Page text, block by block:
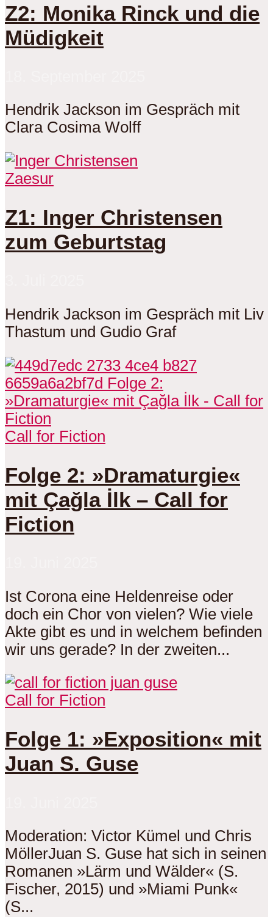
Z2: Monika Rinck und die
Müdigkeit
Hendrik Jackson im Gespräch mit
Clara Cosima Wolff
Zaesur
Z1: Inger Christensen
zum Geburtstag
Hendrik Jackson im Gespräch mit Liv
Thastum und Gudio Graf
Call for Fiction
Folge 2: »Dramaturgie«
mit Çağla İlk – Call for
Fiction
Ist Corona eine Heldenreise oder
doch ein Chor von vielen? Wie viele
Akte gibt es und in welchem befinden
wir uns gerade? In der zweiten...
Call for Fiction
Folge 1: »Exposition« mit
Juan S. Guse
Moderation: Victor Kümel und Chris
MöllerJuan S. Guse hat sich in seinen
Romanen »Lärm und Wälder« (S.
Fischer, 2015) und »Miami Punk«
(S...